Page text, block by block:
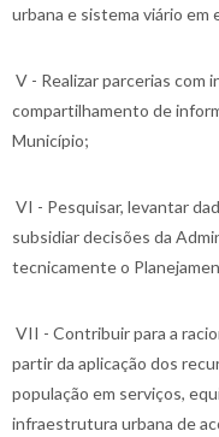
urbana e sistema viário em
V - Realizar parcerias com
compartilhamento de
Município;
VI - Pesquisar, levantar
subsidiar decisões da
tecnicamente o
VII - Contribuir para a
partir da aplicação dos
população em serviços,
infraestrutura urbana de